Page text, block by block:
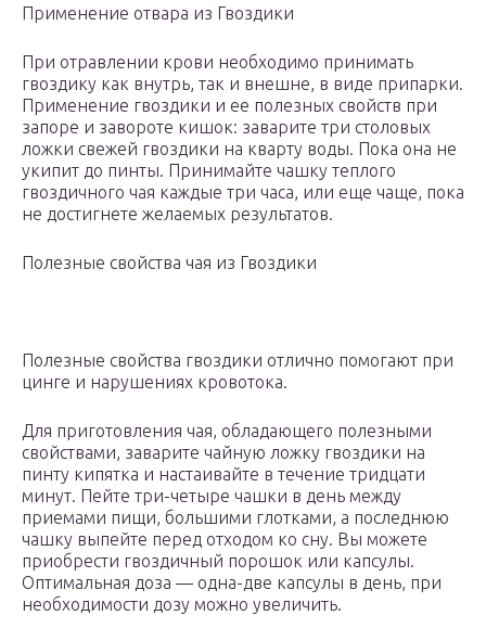
Применение отвара из Гвоздики
При отравлении крови необходимо принимать
гвоздику как внутрь, так и внешне, в виде припарки.
Применение гвоздики и ее полезных свойств при
запоре и завороте кишок: заварите три столовых
ложки свежей гвоздики на кварту воды. Пока она не
укипит до пинты. Принимайте чашку теплого
гвоздичного чая каждые три часа, или еще чаще, пока
не достигнете желаемых результатов.
Полезные свойства чая из Гвоздики
Полезные свойства гвоздики отлично помогают при
цинге и нарушениях кровотока.
Для приготовления чая, обладающего полезными
свойствами, заварите чайную ложку гвоздики на
пинту кипятка и настаивайте в течение тридцати
минут. Пейте три-четыре чашки в день между
приемами пищи, большими глотками, а последнюю
чашку выпейте перед отходом ко сну. Вы можете
приобрести гвоздичный порошок или капсулы.
Оптимальная доза — одна-две капсулы в день, при
необходимости дозу можно увеличить.